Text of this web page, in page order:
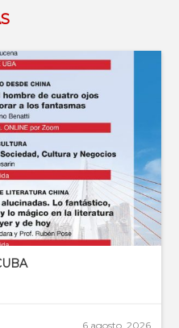
6 agosto, 2026